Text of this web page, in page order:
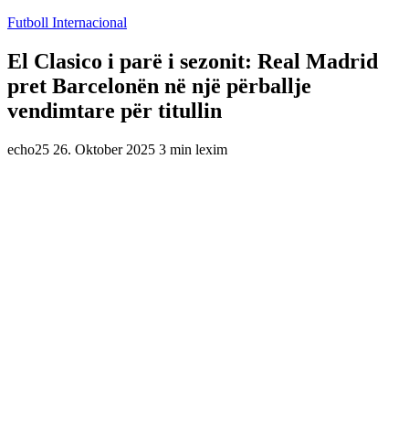
Futboll Internacional
El Clasico i parë i sezonit: Real Madrid
pret Barcelonën në një përballje
vendimtare për titullin
echo25 26. Oktober 2025 3 min lexim